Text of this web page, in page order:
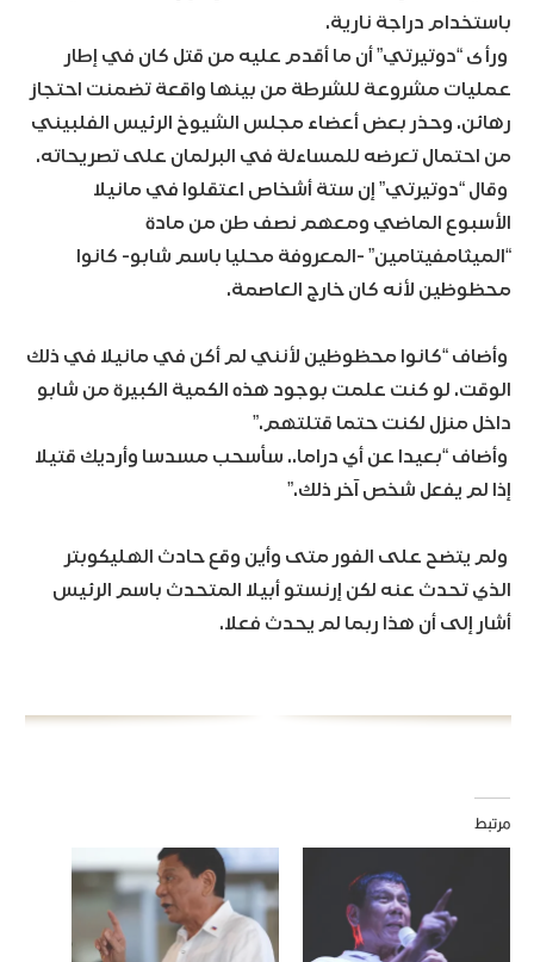
باستخدام دراجة نارية.
ورأى “دوتيرتي” أن ما أقدم عليه من قتل كان في إطار
عمليات مشروعة للشرطة من بينها واقعة تضمنت احتجاز
رهائن. وحذر بعض أعضاء مجلس الشيوخ الرئيس الفلبيني
من احتمال تعرضه للمساءلة في البرلمان على تصريحاته.
وقال “دوتيرتي” إن ستة أشخاص اعتقلوا في مانيلا
الأسبوع الماضي ومعهم نصف طن من مادة
“الميثامفيتامين” -المعروفة محليا باسم شابو- كانوا
محظوظين لأنه كان خارج العاصمة.
وأضاف “كانوا محظوظين لأنني لم أكن في مانيلا في ذلك
الوقت. لو كنت علمت بوجود هذه الكمية الكبيرة من شابو
داخل منزل لكنت حتما قتلتهم.”
وأضاف “بعيدا عن أي دراما.. سأسحب مسدسا وأرديك قتيلا
إذا لم يفعل شخص آخر ذلك.”
ولم يتضح على الفور متى وأين وقع حادث الهليكوبتر
الذي تحدث عنه لكن إرنستو أبيلا المتحدث باسم الرئيس
أشار إلى أن هذا ربما لم يحدث فعلا.
مرتبط